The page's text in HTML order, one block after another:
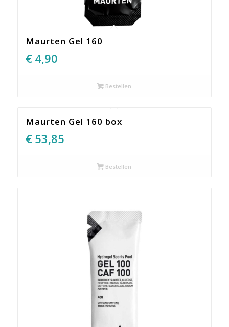
Maurten Gel 160
€ 4,90
Bestellen
Maurten Gel 160 box
€ 53,85
Bestellen